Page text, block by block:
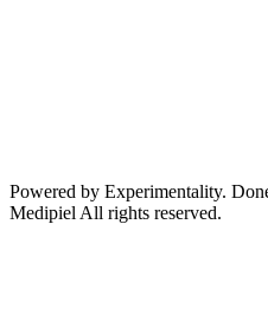
Powered by Experimentality.
MedipielAll rights reserved.